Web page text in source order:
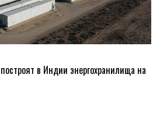
в Индии энергохранилища на